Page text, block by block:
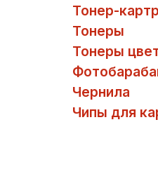
Тонер-
Тонеры
Тонеры
Чернила
Чипы для